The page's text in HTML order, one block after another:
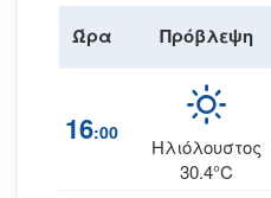
Ώρα Πρόβλεψη
16:00
Ηλιόλουστος
30.4°C